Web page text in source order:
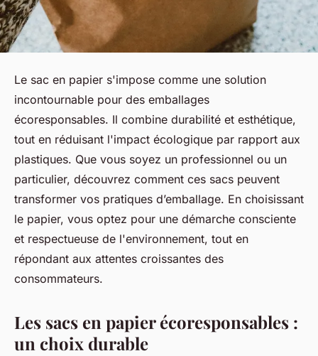
Le sac en papier s'impose comme une solution
incontournable pour des emballages
écoresponsables. Il combine durabilité et esthétique,
tout en réduisant l'impact écologique par rapport aux
plastiques. Que vous soyez un professionnel ou un
particulier, découvrez comment ces sacs peuvent
transformer vos pratiques d’emballage. En choisissant
le papier, vous optez pour une démarche consciente
et respectueuse de l'environnement, tout en
répondant aux attentes croissantes des
consommateurs.
Les sacs en papier écoresponsables :
un choix durable